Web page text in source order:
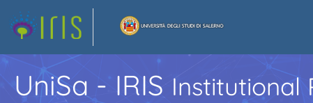
UniSa - IRIS Institutional